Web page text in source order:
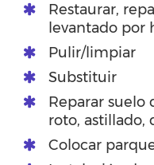
Restaurar,
levantado por
Pulir/limpiar
Substituir
Reparar suelo
roto, astillado,
Colocar